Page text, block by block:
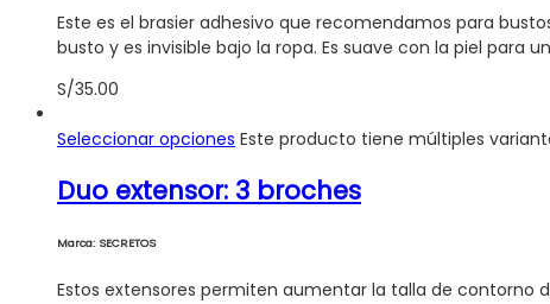
Este es el brasier adhesivo que recomendamos para
busto y es invisible bajo la ropa. Es suave con la piel para
S/35.00
Seleccionar opciones Este producto tiene múltiples
Duo extensor: 3 broches
Marca: SECRETOS
Estos extensores permiten aumentar la talla de contorno